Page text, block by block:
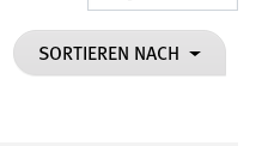
SORTIEREN NACH